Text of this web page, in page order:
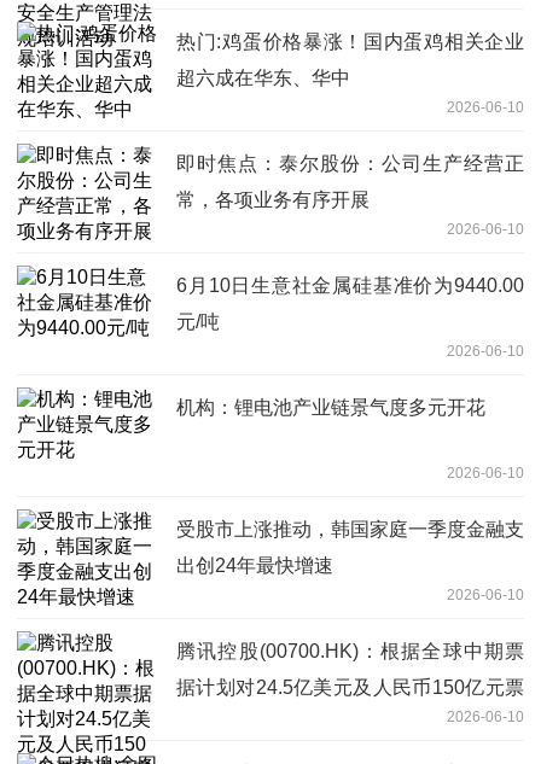
热门:鸡蛋价格暴涨！国内蛋鸡相关企业
超六成在华东、华中
2026-06-10
即时焦点：泰尔股份：公司生产经营正
常，各项业务有序开展
2026-06-10
6月10日生意社金属硅基准价为9440.00
元/吨
2026-06-10
机构：锂电池产业链景气度多元开花
2026-06-10
受股市上涨推动，韩国家庭一季度金融支
出创24年最快增速
2026-06-10
腾讯控股(00700.HK)：根据全球中期票
据计划对24.5亿美元及人民币150亿元票
2026-06-10